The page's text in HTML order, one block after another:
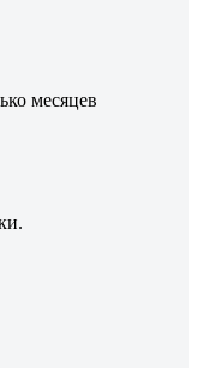
месяцев